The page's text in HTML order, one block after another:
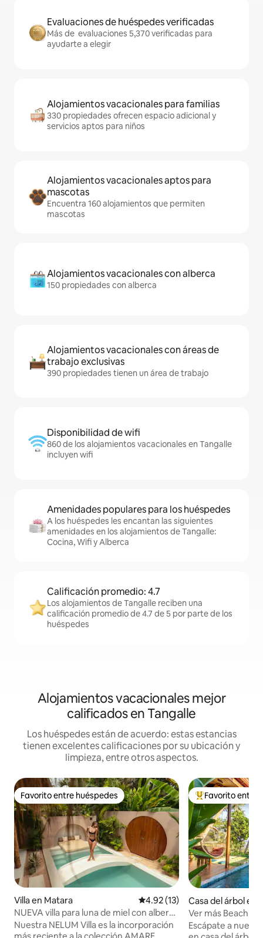
Evaluaciones de huéspedes verificadas
Más de evaluaciones 5,370 verificadas para
ayudarte a elegir
Alojamientos vacacionales para familias
330 propiedades ofrecen espacio adicional y
servicios aptos para niños
Alojamientos vacacionales aptos para
mascotas
Encuentra 160 alojamientos que permiten
mascotas
Alojamientos vacacionales con alberca
150 propiedades con alberca
Alojamientos vacacionales con áreas de
trabajo exclusivas
390 propiedades tienen un área de trabajo
Disponibilidad de wifi
860 de los alojamientos vacacionales en Tangalle
incluyen wifi
Amenidades populares para los huéspedes
A los huéspedes les encantan las siguientes
amenidades en los alojamientos de Tangalle:
Cocina, Wifi y Alberca
Calificación promedio: 4.7
Los alojamientos de Tangalle reciben una
calificación promedio de 4.7 de 5 por parte de los
huéspedes
Alojamientos vacacionales mejor
calificados en Tangalle
Los huéspedes están de acuerdo: estas estancias
tienen excelentes calificaciones por su ubicación y
limpieza, entre otros aspectos.
Favorito entre huéspedes
Favorito entre huéspedes
Villa en Matara Calificación promedio: 4.92 de
4.92 (13)
NUEVA villa para luna de miel con alberca
privada - Amare Villas
Nuestra NELUM Villa es la incorporación
De los mejores
Favorito entre
Casa del árbol en
Ver más Beach
Escápate a